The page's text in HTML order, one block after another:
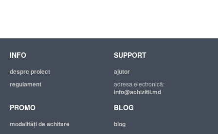
INFO
despre proiect
regulament
SUPPORT
ajutor
adresa electronică:
info@achizitii.md
PROMO
modalităţi de achitare
BLOG
blog